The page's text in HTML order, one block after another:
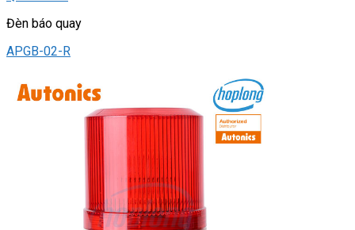
Đèn báo quay
APGB-02-R